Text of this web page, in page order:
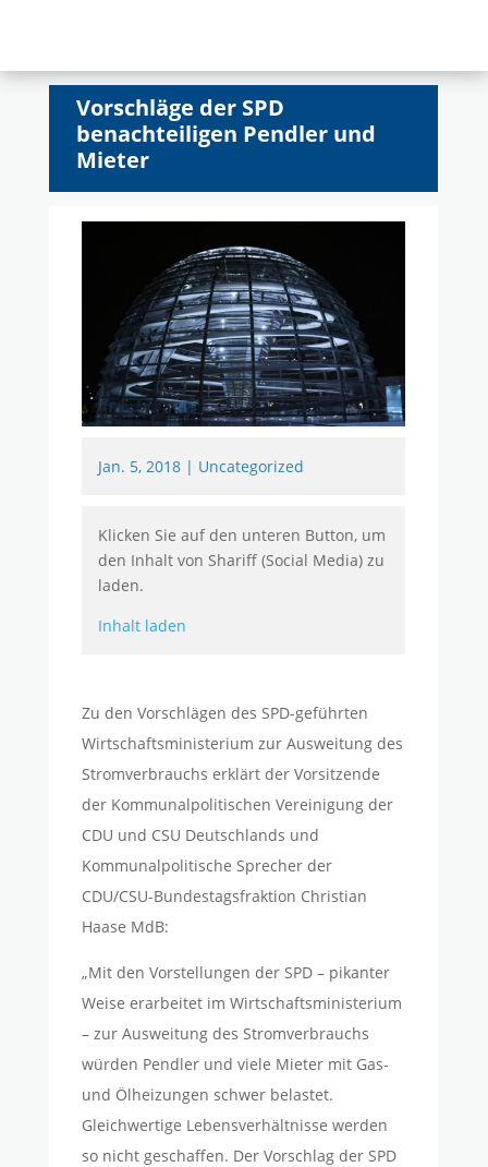
Vorschläge der SPD
benachteiligen Pendler und
Mieter
Jan. 5, 2018| Uncategorized
Klicken Sie auf den unteren Button, um
den Inhalt von Shariff (Social Media) zu
laden.
Inhalt laden
Zu den Vorschlägen des SPD-geführten
Wirtschaftsministerium zur Ausweitung des
Stromverbrauchs erklärt der Vorsitzende
der Kommunalpolitischen Vereinigung der
CDU und CSU Deutschlands und
Kommunalpolitische Sprecher der
CDU/CSU-Bundestagsfraktion Christian
Haase MdB:
„Mit den Vorstellungen der SPD – pikanter
Weise erarbeitet im Wirtschaftsministerium
– zur Ausweitung des Stromverbrauchs
würden Pendler und viele Mieter mit Gas-
und Ölheizungen schwer belastet.
Gleichwertige Lebensverhältnisse werden
so nicht geschaffen. Der Vorschlag der SPD